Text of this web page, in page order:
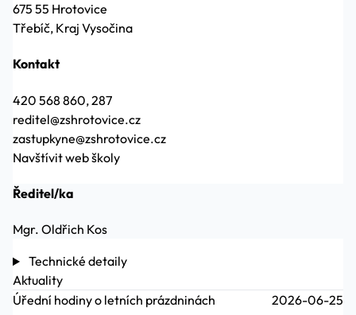
675 55 Hrotovice
Třebíč, Kraj Vysočina
Kontakt
420 568 860, 287
reditel@zshrotovice.cz
zastupkyne@zshrotovice.cz
Navštívit web školy
Ředitel/ka
Mgr. Oldřich Kos
Technické detaily
Aktuality
Úřední hodiny o letních prázdninách
2026-06-25